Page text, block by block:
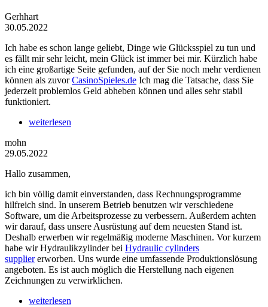
Gerhhart
30.05.2022
Ich habe es schon lange geliebt, Dinge wie Glücksspiel zu tun und
es fällt mir sehr leicht, mein Glück ist immer bei mir. Kürzlich habe
ich eine großartige Seite gefunden, auf der Sie noch mehr verdienen
können als zuvorCasinoSpieles.de Ich mag die Tatsache, dass Sie
jederzeit problemlos Geld abheben können und alles sehr stabil
funktioniert.
weiterlesen
mohn
29.05.2022
Hallo zusammen,
ich bin völlig damit einverstanden, dass Rechnungsprogramme
hilfreich sind. In unserem Betrieb benutzen wir verschiedene
Software, um die Arbeitsprozesse zu verbessern. Außerdem achten
wir darauf, dass unsere Ausrüstung auf dem neuesten Stand ist.
Deshalb erwerben wir regelmäßig moderne Maschinen. Vor kurzem
habe wir Hydraulikzylinder bei Hydraulic cylinders
suppliererworben. Uns wurde eine umfassende Produktionslösung
angeboten. Es ist auch möglich die Herstellung nach eigenen
Zeichnungen zu verwirklichen.
weiterlesen